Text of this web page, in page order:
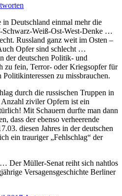
Deutschland einmal mehr die
Schwarz-Weiß-Ost-West-Denke …
Russland ganz weit im Osten –
Opfer sind schlecht …
deutschen Politik- und
zu fein, Terror- oder Kriegsopfer für
Politikinteressen zu missbrauchen.
durch die russischen Truppen in
ziviler Opfern ist ein
Mit Schauern durfte man dann
dass der ebenso verheerende
diesen Jahres in der deutschen
ein trauriger „Fehlschlag“ der
Der Müller-Senat reiht sich nahtlos
Versagensgeschichte Berliner